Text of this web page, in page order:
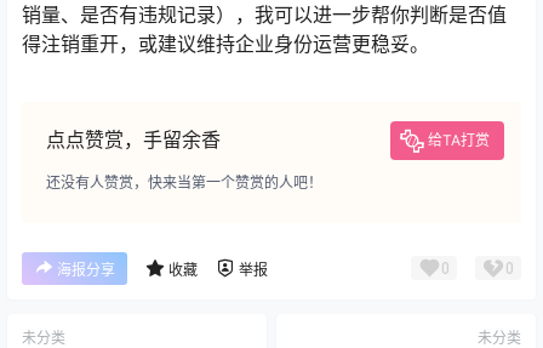
销量、是否有违规记录），我可以进一步帮你判断是否值
得注销重开，或建议维持企业身份运营更稳妥。
点点赞赏，手留余香 给TA打赏
还没有人赞赏，快来当第一个赞赏的人吧！
海报分享 收藏 举报 0 0
未分类 未分类